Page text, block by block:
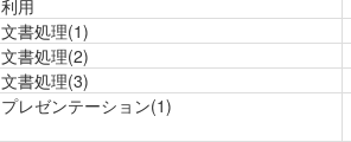
利用
文書処理(1)
文書処理(2)
文書処理(3)
プレゼンテーション(1)